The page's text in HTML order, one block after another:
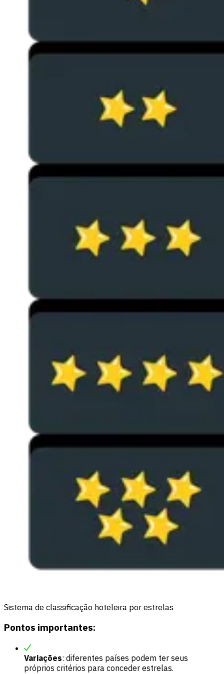
Sistema de classificação hoteleira por estrelas
Pontos importantes:
Variações: diferentes países podem ter seus
próprios critérios para conceder estrelas.